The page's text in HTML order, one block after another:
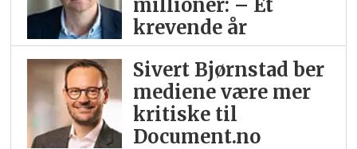
millioner: – Et
krevende år
Sivert Bjørnstad ber
mediene være mer
kritiske til
Document.no